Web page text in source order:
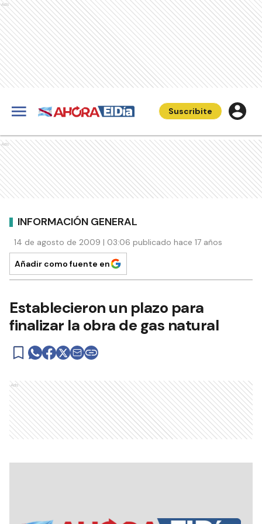
Ads
Suscribite
Ads
INFORMACIÓN GENERAL
14 de agosto de 2009 | 03:06 publicado hace 17 años
Añadir como fuente en
Establecieron un plazo para
finalizar la obra de gas natural
Ads